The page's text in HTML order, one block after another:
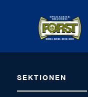
SEKTIONEN